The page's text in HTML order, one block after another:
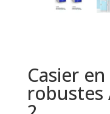
Casier
robustes